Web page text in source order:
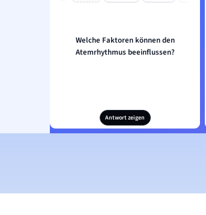
Welche Faktoren können den
Atemrhythmus beeinflussen?
Antwort zeigen